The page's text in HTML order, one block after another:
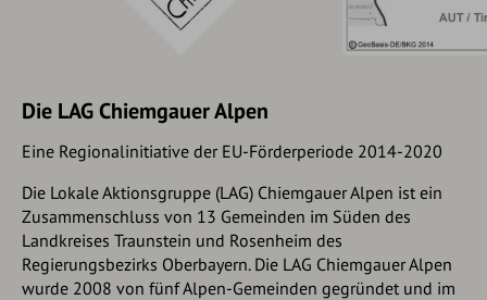
Die LAG Chiemgauer Alpen
Eine Regionalinitiative der EU-Förderperiode 2014-2020
Die Lokale Aktionsgruppe (LAG) Chiemgauer Alpen ist ein
Zusammenschluss von 13 Gemeinden im Süden des
Landkreises Traunstein und Rosenheim des
Regierungsbezirks Oberbayern. Die LAG Chiemgauer Alpen
wurde 2008 von fünf Alpen-Gemeinden gegründet und im